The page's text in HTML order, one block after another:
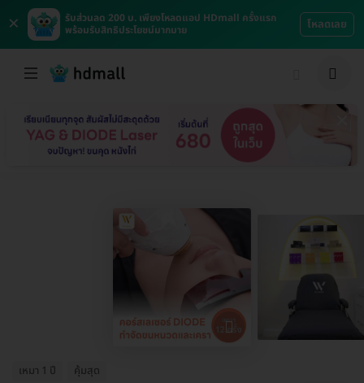
×
รับส่วนลด 200 บ. เพียงโหลดแอป HDmall ครั้งแรก
พร้อมรับสิทธิประโยชน์มากมาย
โหลดเลย
เหมา 1 ปี คุ้มสุด